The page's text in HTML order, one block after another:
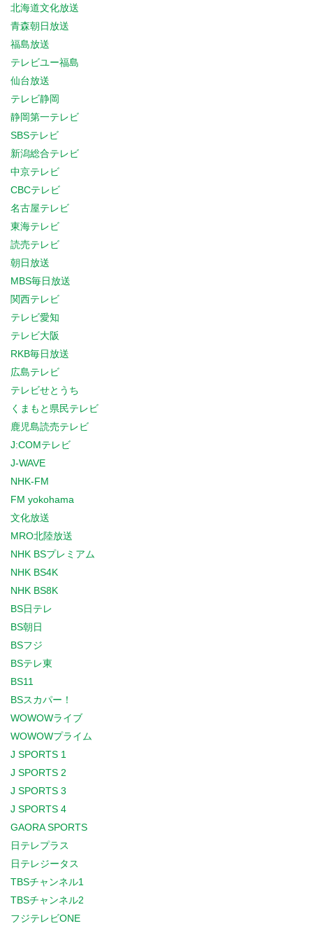
北海道文化放送
青森朝日放送
福島放送
テレビユー福島
仙台放送
テレビ静岡
静岡第一テレビ
SBSテレビ
新潟総合テレビ
中京テレビ
CBCテレビ
名古屋テレビ
東海テレビ
読売テレビ
朝日放送
MBS毎日放送
関西テレビ
テレビ愛知
テレビ大阪
RKB毎日放送
広島テレビ
テレビせとうち
くまもと県民テレビ
鹿児島読売テレビ
J:COMテレビ
J-WAVE
NHK-FM
FM yokohama
文化放送
MRO北陸放送
NHK BSプレミアム
NHK BS4K
NHK BS8K
BS日テレ
BS朝日
BSフジ
BSテレ東
BS11
BSスカパー！
WOWOWライブ
WOWOWプライム
J SPORTS 1
J SPORTS 2
J SPORTS 3
J SPORTS 4
GAORA SPORTS
日テレプラス
日テレジータス
TBSチャンネル1
TBSチャンネル2
フジテレビONE